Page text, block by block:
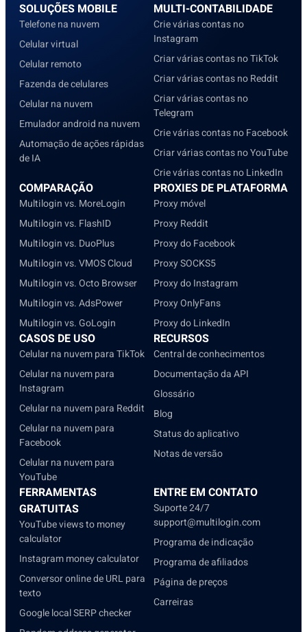
SOLUÇÕES MOBILE
Telefone na nuvem
Celular virtual
Celular remoto
Fazenda de celulares
Celular na nuvem
Emulador android na nuvem
Automação de ações rápidas
de IA
MULTI-CONTABILIDADE
Crie várias contas no
Instagram
Criar várias contas no TikTok
Criar várias contas no Reddit
Criar várias contas no
Telegram
Crie várias contas no Facebook
Criar várias contas no YouTube
Crie várias contas no LinkedIn
COMPARAÇÃO
Multilogin vs. MoreLogin
Multilogin vs. FlashID
Multilogin vs. DuoPlus
Multilogin vs. VMOS Cloud
Multilogin vs. Octo Browser
Multilogin vs. AdsPower
Multilogin vs. GoLogin
PROXIES DE PLATAFORMA
Proxy móvel
Proxy Reddit
Proxy do Facebook
Proxy SOCKS5
Proxy do Instagram
Proxy OnlyFans
Proxy do LinkedIn
CASOS DE USO
Celular na nuvem para TikTok
Celular na nuvem para
Instagram
Celular na nuvem para Reddit
Celular na nuvem para
Facebook
Celular na nuvem para
YouTube
RECURSOS
Central de conhecimentos
Documentação da API
Glossário
Blog
Status do aplicativo
Notas de versão
FERRAMENTAS
GRATUITAS
YouTube views to money
calculator
Instagram money calculator
Conversor online de URL para
texto
Google local SERP checker
ENTRE EM CONTATO
Suporte 24/7
support@multilogin.com
Programa de indicação
Programa de afiliados
Página de preços
Carreiras